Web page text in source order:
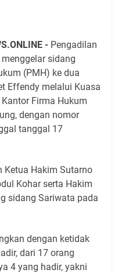
- Pengadilan
sidang
(PMH) ke dua
Effendy melalui Kuasa
Firma Hukum
dengan nomor
tanggal 17
Ketua Hakim Sutarno
Kohar serta Hakim
sidang Sariwata pada
dengan ketidak
dari 17 orang
4 yang hadir, yakni